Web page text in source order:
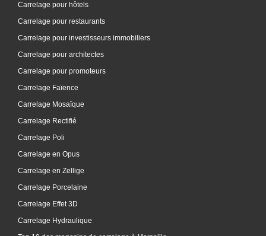
Carrelage pour hôtels
Carrelage pour restaurants
Carrelage pour investisseurs immobiliers
Carrelage pour architectes
Carrelage pour promoteurs
Carrelage Faïence
Carrelage Mosaïque
Carrelage Rectifié
Carrelage Poli
Carrelage en Opus
Carrelage en Zellige
Carrelage Porcelaine
Carrelage Effet 3D
Carrelage Hydraulique